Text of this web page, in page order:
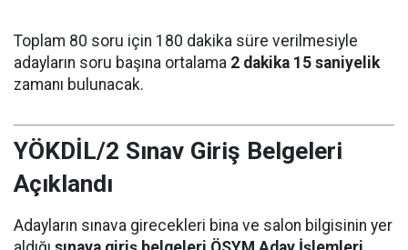
Toplam 80 soru için 180 dakika süre verilmesiyle
adayların soru başına ortalama 2 dakika 15 saniyelik
zamanı bulunacak.
YÖKDİL/2 Sınav Giriş Belgeleri
Açıklandı
Adayların sınava girecekleri bina ve salon bilgisinin yer